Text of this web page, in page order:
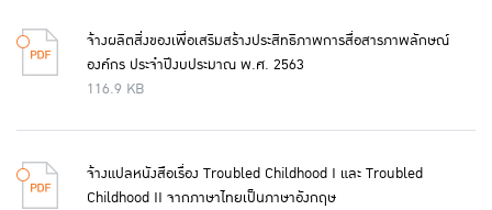
จ้างผลิตสิ่งของเพื่อเสริมสร้างประสิทธิภาพการสื่อสารภาพลักษณ์
องค์กร ประจำปีงบประมาณ พ.ศ. 2563
116.9 KB
จ้างแปลหนังสือเรื่อง Troubled Childhood I และ Troubled
Childhood II จากภาษาไทยเป็นภาษาอังกฤษ